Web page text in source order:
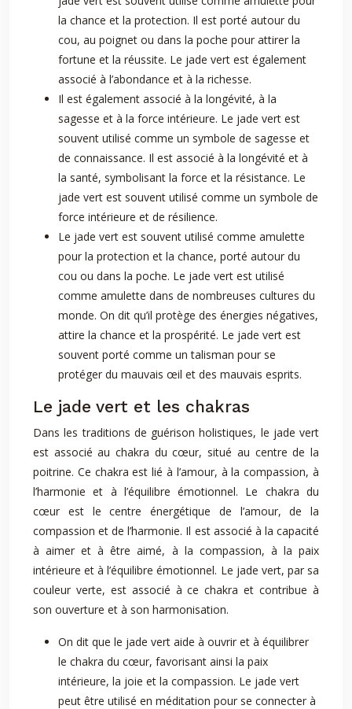
la chance et la protection. Il est porté autour du
cou, au poignet ou dans la poche pour attirer la
fortune et la réussite. Le jade vert est également
associé à l’abondance et à la richesse.
Il est également associé à la longévité, à la
sagesse et à la force intérieure. Le jade vert est
souvent utilisé comme un symbole de sagesse et
de connaissance. Il est associé à la longévité et à
la santé, symbolisant la force et la résistance. Le
jade vert est souvent utilisé comme un symbole de
force intérieure et de résilience.
Le jade vert est souvent utilisé comme amulette
pour la protection et la chance, porté autour du
cou ou dans la poche. Le jade vert est utilisé
comme amulette dans de nombreuses cultures du
monde. On dit qu’il protège des énergies négatives,
attire la chance et la prospérité. Le jade vert est
souvent porté comme un talisman pour se
protéger du mauvais œil et des mauvais esprits.
Le jade vert et les chakras
Dans les traditions de guérison holistiques, le jade vert
est associé au chakra du cœur, situé au centre de la
poitrine. Ce chakra est lié à l’amour, à la compassion, à
l’harmonie et à l’équilibre émotionnel. Le chakra du
cœur est le centre énergétique de l’amour, de la
compassion et de l’harmonie. Il est associé à la capacité
à aimer et à être aimé, à la compassion, à la paix
intérieure et à l’équilibre émotionnel. Le jade vert, par sa
couleur verte, est associé à ce chakra et contribue à
son ouverture et à son harmonisation.
On dit que le jade vert aide à ouvrir et à équilibrer
le chakra du cœur, favorisant ainsi la paix
intérieure, la joie et la compassion. Le jade vert
peut être utilisé en méditation pour se connecter à